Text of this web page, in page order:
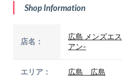
Shop Information
店名：
広島 メンズエ
アン-
エリア： 広島 広島